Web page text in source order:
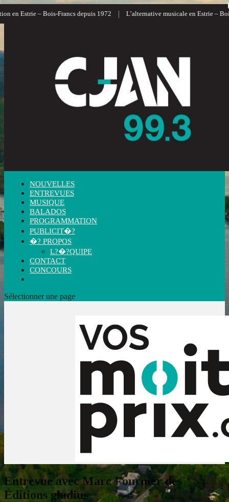
en Estrie – Bois-Francs depuis 1972 L’alternative musicale en Estrie – Bois-
NOUVELLES
ENTREVUES
MUSIQUE
BALADOS
PROGRAMMATION
PUBLICIT�?
�? PROPOS
L?�?QUIPE
CONTACT
CONCOURS
Sélectionner une page
Entrevue avec Marc Fournier des
Éditions gladius